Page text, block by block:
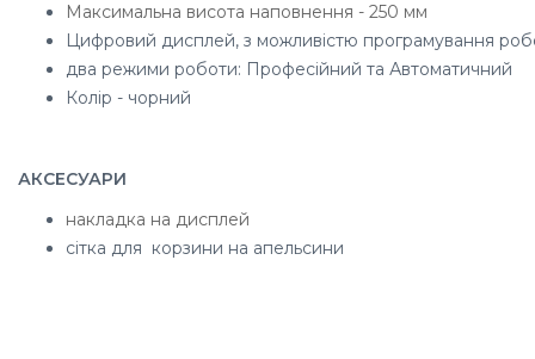
Максимальна висота наповнення - 250 мм
Цифровий дисплей, з можливістю програмування
два режими роботи: Професійний та Автоматичний
Колір - чорний
АКСЕСУАРИ
накладка на дисплей
сітка для корзини на апельсини